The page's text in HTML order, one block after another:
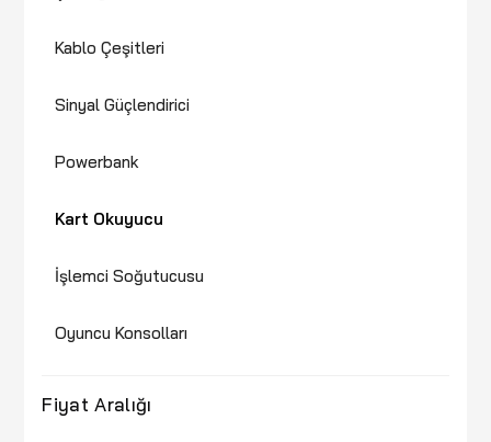
Kablo Çeşitleri
Sinyal Güçlendirici
Powerbank
Kart Okuyucu
İşlemci Soğutucusu
Oyuncu Konsolları
Fiyat Aralığı